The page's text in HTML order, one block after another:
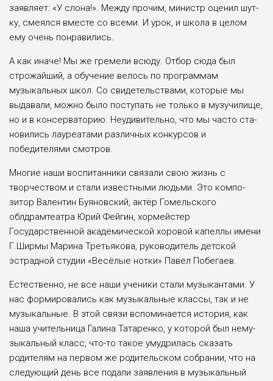
заявляет: «У слона!». Между прочим, министр оценил шут­
ку, смеялся вместе со всеми. И урок, и школа в целом
ему очень понравились.
А как иначе! Мы же гремели всюду. Отбор сюда был
строжайший, а обуче­ние велось по программам
музыкаль­ных школ. Со свидетельствами, которые мы
выдавали, можно было поступать не только в музучилище,
но и в консервато­рию. Неудивительно, что мы часто ста­
новились лауреатами различных конкур­сов и
победителями смотров.
Многие наши воспитанники связа­ли свою жизнь с
творчеством и ста­ли известными людьми. Это компо­
зитор Валентин Буяновский, актёр Гомельского
облдрамтеатра Юрий Фей­гин, хормейстер
Государственной ака­демической хоровой капеллы имени
Г.Ширмы Марина Третьякова, руково­дитель детской
эстрадной студии «Весё­лые нотки» Павел Побегаев.
Естественно, не все наши ученики стали музыкантами. У
нас формиро­вались как музыкальные классы, так и не
музыкальные. В этой связи вспоми­нается история, как
наша учительница Галина Татаренко, у которой был нему­
зыкальный класс, что-то такое умудри­лась сказать
родителям на первом же родительском собрании, что на
следую­щий день все подали заявления в музы­кальный